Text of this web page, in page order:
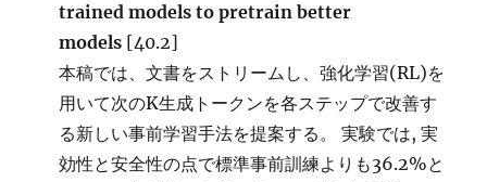
trained models to pretrain better
models [40.2]
本稿では、文書をストリームし、強化学習(RL)を
用いて次のK生成トークンを各ステップで改善す
る新しい事前学習手法を提案する。 実験では, 実
効性と安全性の点で標準事前訓練よりも36.2%と